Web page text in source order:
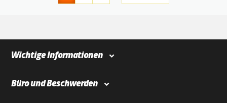
Wichtige Informationen
Büro und Beschwerden